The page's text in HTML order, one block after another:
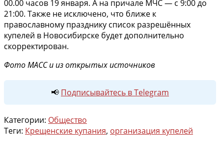
00.00 часов 19 января. А на причале МЧС — с 9:00 до
21:00. Также не исключено, что ближе к
православному празднику список разрешённых
купелей в Новосибирске будет дополнительно
скорректирован.
Фото МАСС и из открытых источников
📢 Подписывайтесь в Telegram
Категории: Общество
Теги: Крещенские купания, организация купелей